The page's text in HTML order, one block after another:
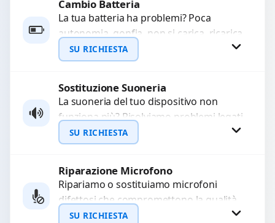
Richiedi Preventivo
WhatsApp
Cambio Batteria
La tua batteria ha problemi? Poca
autonomia, gonfia, non si carica, ricarica
lenta o cicli di ricarica esauriti?
Sostituiamo la...
SU RICHIESTA
Richiedi Preventivo
WhatsApp
Sostituzione Suoneria
La suoneria del tuo dispositivo non
funziona più? Risolviamo problemi legati
a moduli audio difettosi con interventi
precisi e componenti...
SU RICHIESTA
Richiedi Preventivo
WhatsApp
Riparazione Microfono
Ripariamo o sostituiamo microfoni
difettosi che compromettono la qualità
audio delle registrazioni o delle
SU RICHIESTA